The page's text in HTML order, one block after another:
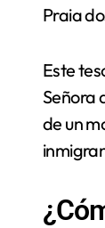
Praia
Este
Señora
de un